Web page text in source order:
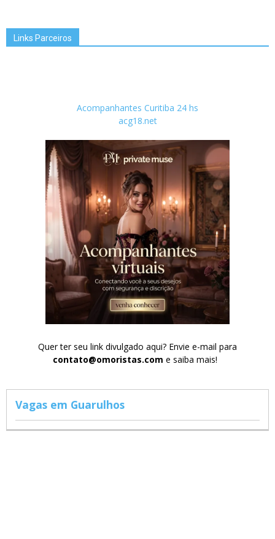
Links Parceiros
Acompanhantes Curitiba 24 hs
acg18.net
Quer ter seu link divulgado aqui? Envie e-mail para
contato@omoristas.com e saiba mais!
Vagas em Guarulhos